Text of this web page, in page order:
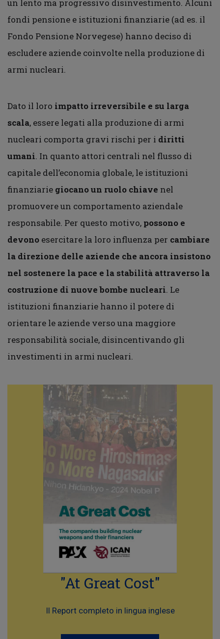
un lento ma progressivo disinvestimento. Alcuni
fondi pensione e istituzioni finanziarie (ad es. il
Fondo Pensione Norvegese) hanno deciso di
escludere aziende coinvolte nella produzione di
armi nucleari.
Dato il loro impatto irreversibile e su larga
scala, essere legati alla produzione di armi
nucleari comporta gravi rischi per i diritti
umani. In quanto attori centrali nel flusso di
capitale dell’economia globale, le istituzioni
finanziarie giocano un ruolo chiave nel
promuovere un comportamento aziendale
responsabile. Per questo motivo, possono e
devono esercitare la loro influenza per cambiare
la direzione delle aziende che ancora insistono
nel sostenere la pace e la stabilità attraverso la
costruzione di nuove bombe nucleari. Le
istituzioni finanziarie hanno il potere di
orientare le aziende verso una maggiore
responsabilità sociale, disincentivando gli
investimenti in armi nucleari.
"At Great Cost"
Il Report completo in lingua inglese